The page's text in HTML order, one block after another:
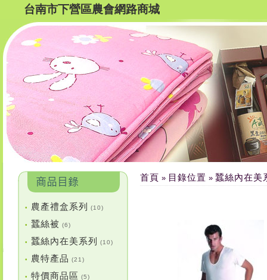
台南市下營區農會網路商城
• 農產禮盒系列 (10)
• 蠶絲被 (6)
• 蠶絲內在美系列 (10)
• 農特產品 (21)
• 特價商品區 (5)
首頁 » 目錄位置 » 蠶絲內在美